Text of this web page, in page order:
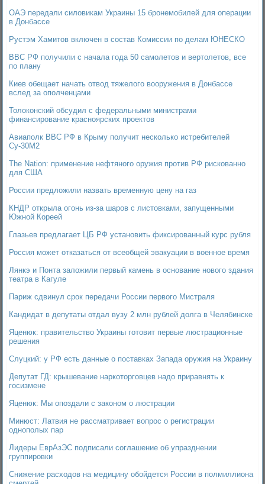
ОАЭ передали силовикам Украины 15 бронемобилей для операции
в Донбассе
Рустэм Хамитов включен в состав Комиссии по делам ЮНЕСКО
ВВС РФ получили с начала года 50 самолетов и вертолетов, все
по плану
Киев обещает начать отвод тяжелого вооружения в Донбассе
вслед за ополченцами
Толоконский обсудил с федеральными министрами
финансирование красноярских проектов
Авиаполк ВВС РФ в Крыму получит несколько истребителей
Су-30М2
The Nation: применение нефтяного оружия против РФ рискованно
для США
России предложили назвать временную цену на газ
КНДР открыла огонь из-за шаров с листовками, запущенными
Южной Кореей
Глазьев предлагает ЦБ РФ установить фиксированный курс рубля
Россия может отказаться от всеобщей эвакуации в военное время
Лянкэ и Понта заложили первый камень в основание нового здания
театра в Кагуле
Париж сдвинул срок передачи России первого Мистраля
Кандидат в депутаты отдал вузу 2 млн рублей долга в Челябинске
Яценюк: правительство Украины готовит первые люстрационные
решения
Слуцкий: у РФ есть данные о поставках Запада оружия на Украину
Депутат ГД: крышевание наркоторговцев надо приравнять к
госизмене
Яценюк: Мы опоздали с законом о люстрации
Минюст: Латвия не рассматривает вопрос о регистрации
однополых пар
Лидеры ЕврАзЭС подписали соглашение об упразднении
группировки
Снижение расходов на медицину обойдется России в полмиллиона